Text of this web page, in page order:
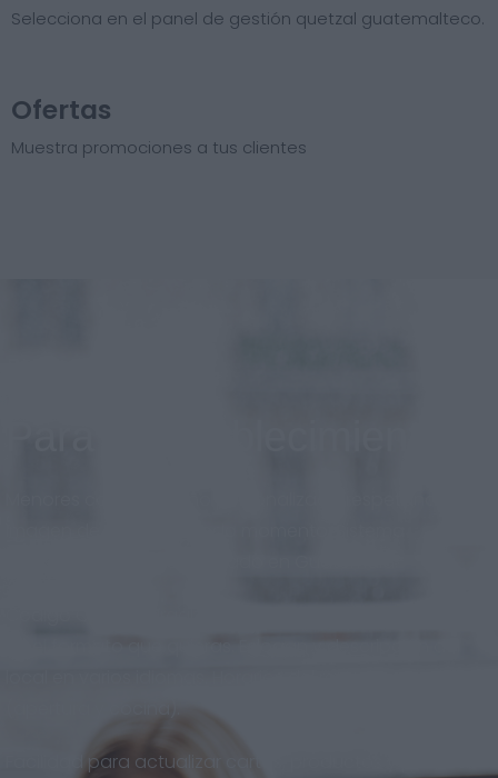
Selecciona en el panel de gestión quetzal guatemalteco.
Ofertas
Muestra promociones a tus clientes
Facilidad para actualizar cartas, productos y precios.